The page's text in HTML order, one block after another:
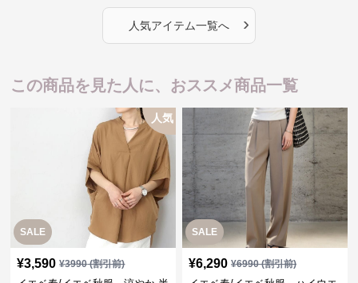
人気アイテム一覧へ ›
この商品を見た人に、おススメ商品一覧
SALE
人気
¥3,590 ¥3990(割引前)
SALE
¥6,290 ¥6990(割引前)